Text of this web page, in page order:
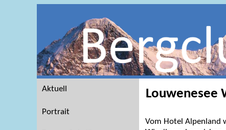
Aktuell
Portrait
Louwenesee
Vom Hotel Alpenland